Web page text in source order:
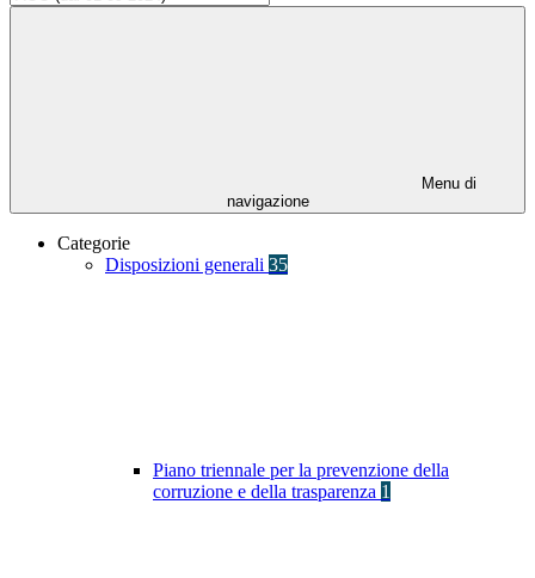
Menu di
navigazione
Categorie
Disposizioni generali 35
Piano triennale per la prevenzione della
corruzione e della trasparenza 1